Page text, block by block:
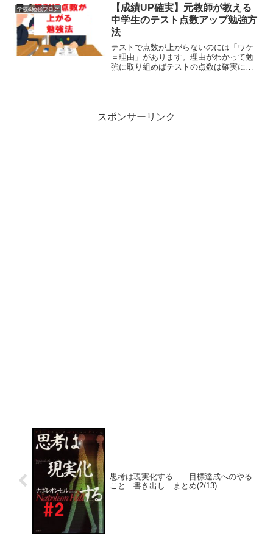
学校&勉強ブログ
【成績UP確実】元教師が教える
中学生のテスト点数アップ勉強方
法
テストで点数が上がらないのには「ワケ
＝理由」があります。理由がわかって勉
強に取り組めばテストの点数は確実に上
スポンサーリンク
思考は現実化する 目標達成へのやる
こと 書き出し まとめ(2/13)